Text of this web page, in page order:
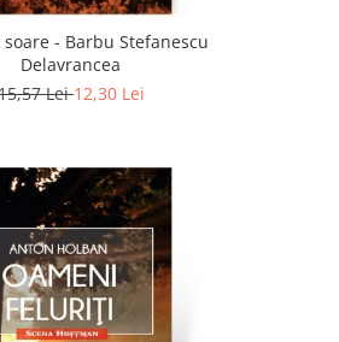
- Barbu Stefanescu
Delavrancea
Lei12,30 Lei